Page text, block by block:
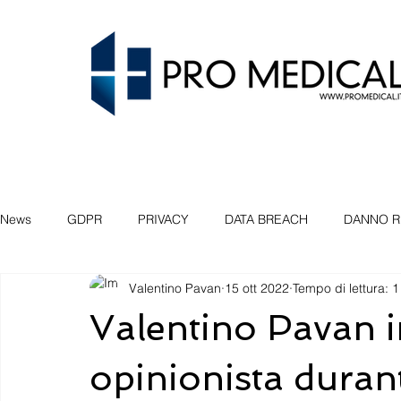
News GDPR PRIVACY DATA BREACH DANNO
SEMINARIO VENEZIA PADOVA BELLUNO
COMPLIANCE
Valentino Pavan
opinionista
Valentino Pavan 15 ott 2022 Tempo di lettura: